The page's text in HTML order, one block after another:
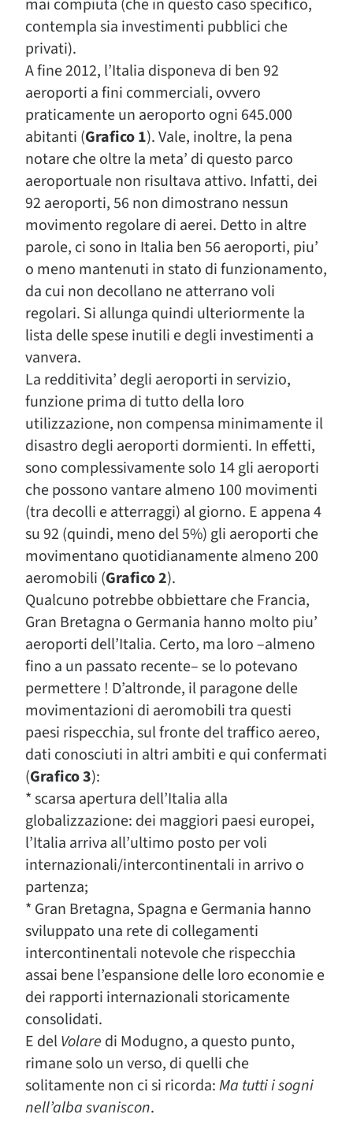
mai compiuta (che in questo caso specifico,
contempla sia investimenti pubblici che
privati).
A fine 2012, l’Italia disponeva di ben 92
aeroporti a fini commerciali, ovvero
praticamente un aeroporto ogni 645.000
abitanti (Grafico 1). Vale, inoltre, la pena
notare che oltre la meta’ di questo parco
aeroportuale non risultava attivo. Infatti, dei
92 aeroporti, 56 non dimostrano nessun
movimento regolare di aerei. Detto in altre
parole, ci sono in Italia ben 56 aeroporti, piu’
o meno mantenuti in stato di funzionamento,
da cui non decollano ne atterrano voli
regolari. Si allunga quindi ulteriormente la
lista delle spese inutili e degli investimenti a
vanvera.
La redditivita’ degli aeroporti in servizio,
funzione prima di tutto della loro
utilizzazione, non compensa minimamente il
disastro degli aeroporti dormienti. In effetti,
sono complessivamente solo 14 gli aeroporti
che possono vantare almeno 100 movimenti
(tra decolli e atterraggi) al giorno. E appena 4
su 92 (quindi, meno del 5%) gli aeroporti che
movimentano quotidianamente almeno 200
aeromobili (Grafico 2).
Qualcuno potrebbe obbiettare che Francia,
Gran Bretagna o Germania hanno molto piu’
aeroporti dell’Italia. Certo, ma loro –almeno
fino a un passato recente– se lo potevano
permettere ! D’altronde, il paragone delle
movimentazioni di aeromobili tra questi
paesi rispecchia, sul fronte del traffico aereo,
dati conosciuti in altri ambiti e qui confermati
(Grafico 3):
* scarsa apertura dell’Italia alla
globalizzazione: dei maggiori paesi europei,
l’Italia arriva all’ultimo posto per voli
internazionali/intercontinentali in arrivo o
partenza;
* Gran Bretagna, Spagna e Germania hanno
sviluppato una rete di collegamenti
intercontinentali notevole che rispecchia
assai bene l’espansione delle loro economie e
dei rapporti internazionali storicamente
consolidati.
E delVolare di Modugno, a questo punto,
rimane solo un verso, di quelli che
solitamente non ci si ricorda:Ma tutti i sogni
nell’alba svaniscon.